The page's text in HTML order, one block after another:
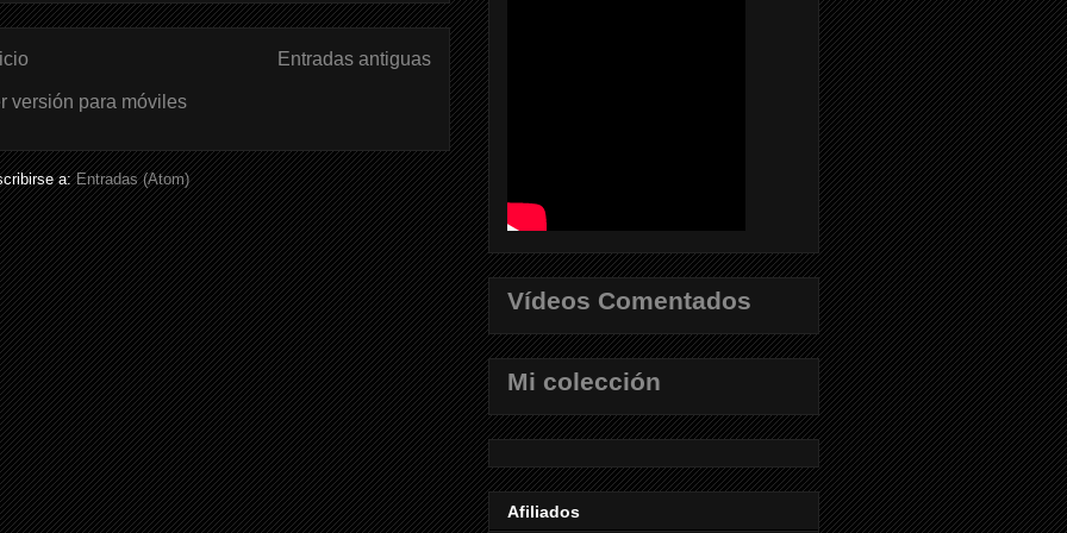
Entradas antiguas
versión para móviles
a:Entradas (Atom)
Vídeos Comentados
Mi colección
Afiliados